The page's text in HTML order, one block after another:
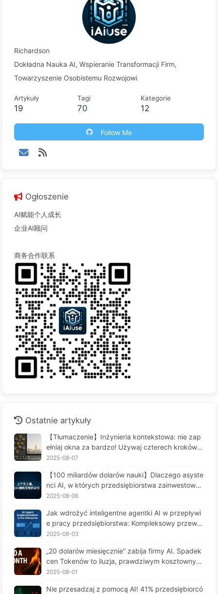
Richardson
Dokładna Nauka AI, Wspieranie Transformacji Firm,
Towarzyszenie Osobistemu Rozwojowi
Artykuły
19
Tagi
70
Kategorie
12
Follow Me
Ogłoszenie
AI赋能个人成长
企业AI顾问
商务合作联系
Ostatnie artykuły
【Tłumaczenie】Inżynieria kontekstowa: nie zap
ełniaj okna za bardzo! Używaj czterech kroków d
o zarządzania kontekstem, bądź czujny na zafał
ewnątrz — Uczymy się AI powoli 170
2025-08-07
【100 miliardów dolarów nauki】Dlaczego asyste
nci AI, w których przedsiębiorstwa zainwestował
y fortunę, cierpią na "amnezję" w kluczowych mo
wydajności? — Powoli ucz się AI 169
2025-08-06
Jak wdrożyć inteligentne agentki AI w przepływi
e pracy przedsiębiorstwa: Kompleksowy przewo
dnik wdrożenia na rok 2025 - Powoli ucz się AI16
2025-08-03
„20 dolarów miesięcznie” zabija firmy AI. Spadek
cen Tokenów to iluzja, prawdziwym kosztownym
jest twoja chciwość — powoli ucz się AI164
2025-08-01
Nie przesadzaj z pomocą AI! 41% przedsiębiorcó